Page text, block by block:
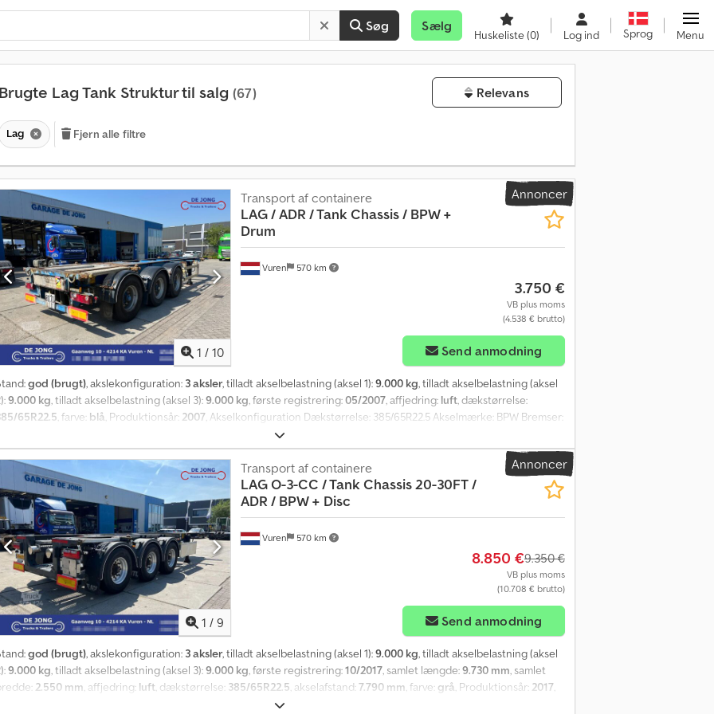
Søg Sælg
Huskeliste(0) Log ind Sprog Menu
Brugte Lag Tank Struktur til salg (67) Relevans
Lag Fjern alle filtre
Annoncer
1 / 10
Vuren 570 km
Transport af containere
LAG/ ADR / Tank Chassis / BPW +
Drum
3.750 €
VB plus moms
(4.538 € brutto)
Send anmodning
god (brugt), akslekonfiguration: 3 aksler, tilladt akselbelastning (aksel 1):9.000 kg, tilladt akselbelastning (aksel
9.000 kg, tilladt akselbelastning (aksel 3):9.000 kg, første registrering:05/2007, affjedring: luft, dækstørrelse:
65R22.5, farve: blå, Produktionsår: 2007, Akselkonfiguration Dækstørrelse: 385/65R22.5 Akselmærke: BPW Bremser:
Tromlebremser Affjedring: Luftaffjedring Bagerste aksel 1: Maks. aksellast: 9000 kg Bagerste aksel 2: Maks. aksellast:
kg Bagerste aksel 3: Maks. aksellast: 9000 kg Vægte Egenvægt: 3.990 kg Nyttelast: 35.010 kg Totalvægt: 39.000 kg
Tilstand Teknisk tilstand: god Visuel tilstand: god = Yderligere muligheder og udstyr = Credpfx Adezpw Hqs Nof - ADR -
Elektronisk bremsesystem (EBS) - Luftaffjedring - Twistlocks = Bemærkninger = ADR: FL AT OX
Annoncer
1 / 9
Vuren 570 km
Transport af containere
LAGO-3-CC / Tank Chassis 20-30FT /
ADR / BPW + Disc
8.850 €9.350 €
VB plus moms
(10.708 € brutto)
Send anmodning
god (brugt), akslekonfiguration: 3 aksler, tilladt akselbelastning (aksel 1):9.000 kg, tilladt akselbelastning (aksel
9.000 kg, tilladt akselbelastning (aksel 3):9.000 kg, første registrering:10/2017, samlet længde:9.730 mm, samlet
2.550 mm, affjedring: luft, dækstørrelse: 385/65R22.5, akselafstand:7.790 mm, farve: grå, Produktionsår: 2017,
Akselkonfiguration Dækstørrelse: 385/65R22.5 Akselmærke: BPW Bremser: Skivebremser Affjedring: Luftaffjedring
n
e
d
l
i
g
t
o
v
e
r
0
0
k
ø